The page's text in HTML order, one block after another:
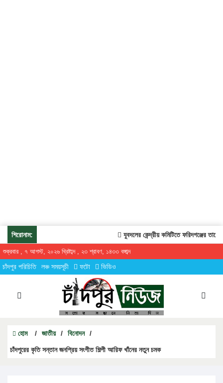
শিরোনাম: যুবদলের কেন্দ্রীয় কমিটিতে ফরিদগঞ্জের তারেকুর
শুক্রবার , ৭ আগস্ট, ২০২৬ খ্রিষ্টাব্দ , ২৩ শ্রাবণ, ১৪৩৩ বঙ্গাব্দ
চাঁদপুর পরিচিতি লঞ্চ সময়সূচী ফটো ভিডিও
হোম / জাতীয় / বিনোদন /
চাঁদপুরের কৃতি সন্তান জনপ্রিয় সংগীত শিল্পী আরিফ খাঁনের নতুন চমক